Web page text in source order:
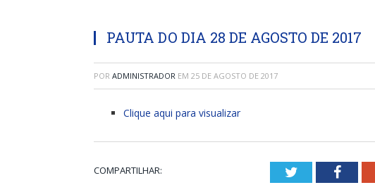
PAUTA DO DIA 28 DE AGOSTO DE 2017
POR ADMINISTRADOR EM 25 DE AGOSTO DE 2017
Clique aqui para visualizar
COMPARTILHAR: Twitter